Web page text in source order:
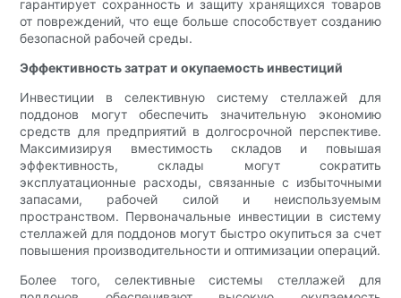
гарантирует сохранность и защиту хранящихся товаров
от повреждений, что еще больше способствует созданию
безопасной рабочей среды.
Эффективность затрат и окупаемость инвестиций
Инвестиции в селективную систему стеллажей для
поддонов могут обеспечить значительную экономию
средств для предприятий в долгосрочной перспективе.
Максимизируя вместимость складов и повышая
эффективность, склады могут сократить
эксплуатационные расходы, связанные с избыточными
запасами, рабочей силой и неиспользуемым
пространством. Первоначальные инвестиции в систему
стеллажей для поддонов могут быстро окупиться за счет
повышения производительности и оптимизации операций.
Более того, селективные системы стеллажей для